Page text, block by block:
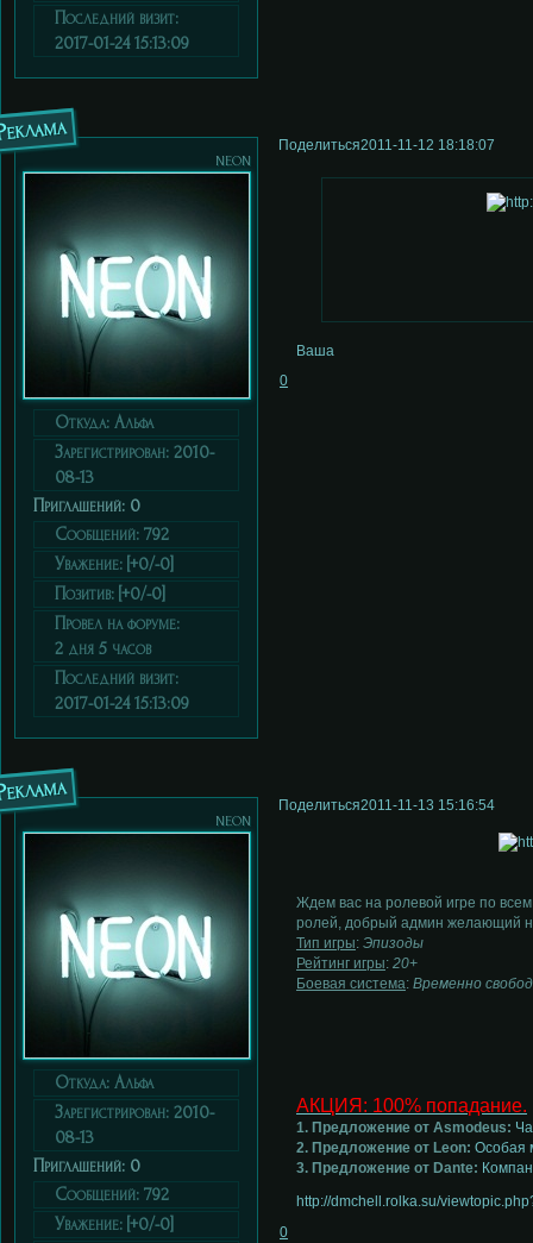
Последний визит:
2017-01-24 15:13:09
Поделиться2011-11-12 18:18:07
neon
Откуда: Альфа
Зарегистрирован: 2010-
08-13
Приглашений: 0
Сообщений: 792
Уважение: [+0/-0]
Позитив: [+0/-0]
Провел на форуме:
2 дня 5 часов
Последний визит:
2017-01-24 15:13:09
Ваша
0
Поделиться2011-11-13 15:16:54
neon
Откуда: Альфа
Зарегистрирован: 2010-
08-13
Приглашений: 0
Сообщений: 792
Уважение: [+0/-0]
Ждем вас на ролевой игре по
ролей, добрый админ желающий
Тип игры: Эпизоды
Рейтинг игры: 20+
Боевая система: Временно
АКЦИЯ: 100% попадание.
1. Предложение от Asmodeus:
2. Предложение от Leon: Особая
3. Предложение от Dante:
http://dmchell.rolka.su/
0